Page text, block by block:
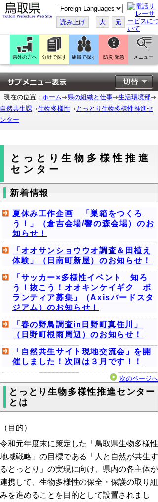
こ
の
ペ
ー
ジ
翻
訳
す
る
読み上げ 大 元
県外の方へ 分野で探す 組織で探す 防災 緊急 メニュー
現在の位置： ホーム 県の組織と仕事
生活環境部
自然共生課
生物多様性
とっとり生物多様性推進セ
ンター
とっとり生物多様性推進
センター
新着情報
夏休み工作企画 「巣箱をつくろ
う！」（倉吉会場/響の森会場）のお
知らせ！
「オオサンショウウオ調査＆田植え
体験」（日南町新屋）のお知らせ！
「サッカー×多様性イベント 知ろ
う！抜こう！オオキンケイギク ボ
ランティア募集」（Axisバードスタ
ジアム）のお知らせ！
「春の野鳥調査in日野町真住川」
（日野町根雨周辺）のお知らせ！
「自然共生サイト現地交流会」を開
催しました！次回は３月です！！
次のページへ
とっとり生物多様性推進センター
とは
（目的）
令和元年度末に策定した「鳥取県生物多様性
地域戦略」の目標である「人と自然が共生す
るとっとり」の実現に向け、県内の各主体が
連携して、生物多様性の保全・保護の取り組
みを進めることを目的として設置されまし